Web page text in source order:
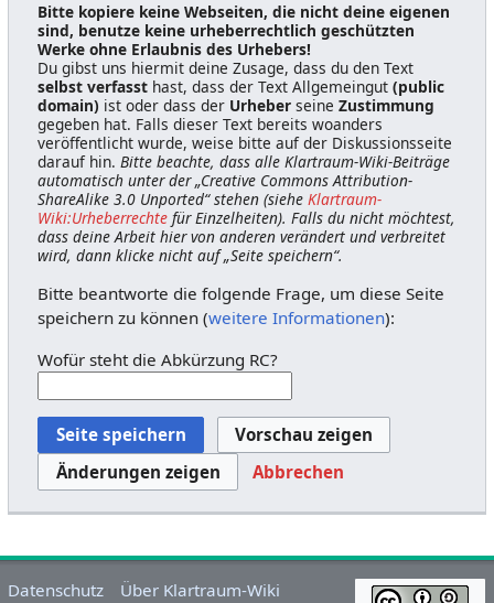
Bitte kopiere keine Webseiten, die nicht deine eigenen
sind, benutze keine urheberrechtlich geschützten
Werke ohne Erlaubnis des Urhebers!
Du gibst uns hiermit deine Zusage, dass du den Text
selbst verfasst hast, dass der Text Allgemeingut(public
domain) ist oder dass der Urheber seineZustimmung
gegeben hat. Falls dieser Text bereits woanders
veröffentlicht wurde, weise bitte auf der Diskussionsseite
darauf hin.Bitte beachte, dass alle Klartraum-Wiki-Beiträge
automatisch unter der „Creative Commons Attribution-
ShareAlike 3.0 Unported“ stehen (sieheKlartraum-
Wiki:Urheberrechte für Einzelheiten). Falls du nicht möchtest,
dass deine Arbeit hier von anderen verändert und verbreitet
wird, dann klicke nicht auf „Seite speichern“.
Bitte beantworte die folgende Frage, um diese Seite
speichern zu können (weitere Informationen):
Wofür steht die Abkürzung RC?
Abbrechen
Datenschutz Über Klartraum-Wiki